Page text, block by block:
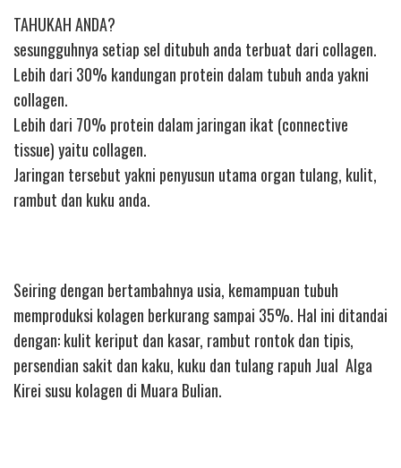
TAHUKAH ANDA?
sesungguhnya setiap sel ditubuh anda terbuat dari collagen.
Lebih dari 30% kandungan protein dalam tubuh anda yakni
collagen.
Lebih dari 70% protein dalam jaringan ikat (connective
tissue) yaitu collagen.
Jaringan tersebut yakni penyusun utama organ tulang, kulit,
rambut dan kuku anda.
Seiring dengan bertambahnya usia, kemampuan tubuh
memproduksi kolagen berkurang sampai 35%. Hal ini ditandai
dengan: kulit keriput dan kasar, rambut rontok dan tipis,
persendian sakit dan kaku, kuku dan tulang rapuh Jual Alga
Kirei susu kolagen di Muara Bulian.